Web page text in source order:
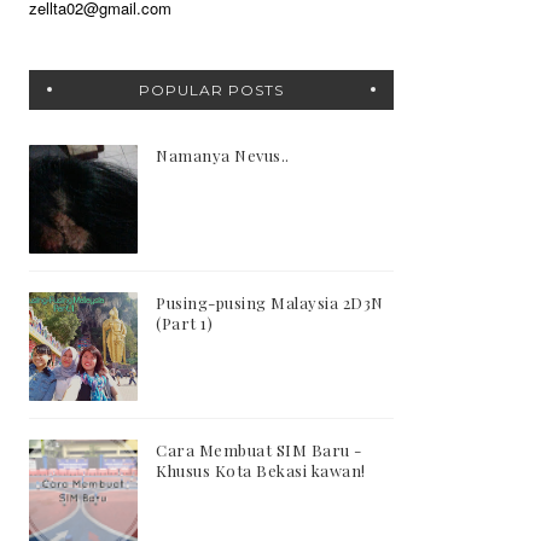
zellta02@gmail.com
POPULAR POSTS
Namanya Nevus..
Pusing-pusing Malaysia 2D3N
(Part 1)
Cara Membuat SIM Baru -
Khusus Kota Bekasi kawan!